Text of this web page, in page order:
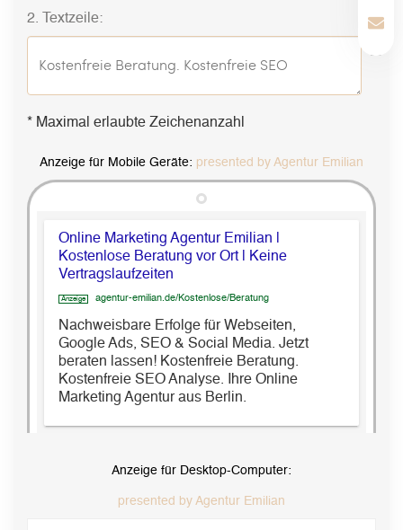
2. Textzeile:
90*
* Maximal erlaubte Zeichenanzahl
Anzeige für Mobile Geräte: presented by Agentur Emilian
Online Marketing Agentur Emilian
Kostenlose Beratung vor Ort
Keine
Vertragslaufzeiten
Anzeige agentur-emilian.de/Kostenlose/Beratung
Nachweisbare Erfolge für Webseiten,
Google Ads, SEO & Social Media. Jetzt
beraten lassen! Kostenfreie Beratung.
Kostenfreie SEO Analyse. Ihre Online
Marketing Agentur aus Berlin.
Anzeige für Desktop-Computer:
presented by Agentur Emilian